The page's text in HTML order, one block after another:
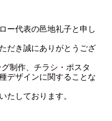
ー代表の邑地礼子と申し
だき誠にありがとうござ
制作、チラシ・ポスタ
デザインに関することな
たしております。